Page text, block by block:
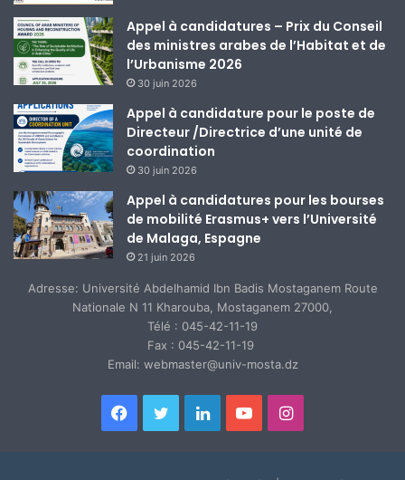
Appel à candidatures – Prix du Conseil
des ministres arabes de l’Habitat et de
l’Urbanisme 2026
30 juin 2026
Appel à candidature pour le poste de
Directeur /Directrice d’une unité de
coordination
30 juin 2026
Appel à candidatures pour les bourses
de mobilité Erasmus+ vers l’Université
de Malaga, Espagne
21 juin 2026
Adresse: Université Abdelhamid Ibn Badis Mostaganem Route
Nationale N 11 Kharouba, Mostaganem 27000,
Télé : 045-42-11-19
Fax : 045-42-11-19
Email: webmaster@univ-mosta.dz
Facebook
TwitterLinkedinYouTubeInstagram